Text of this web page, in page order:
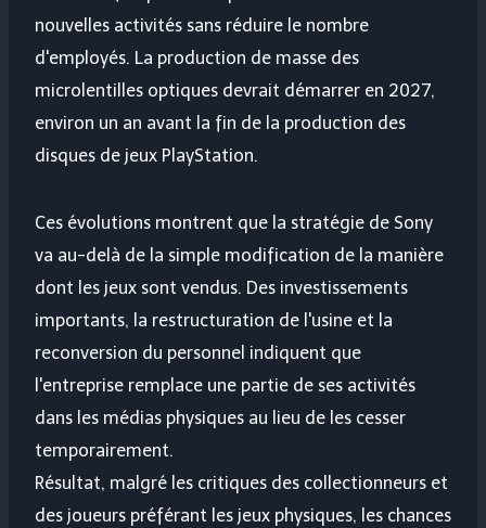
nouvelles activités sans réduire le nombre
d'employés. La production de masse des
microlentilles optiques devrait démarrer en 2027,
environ un an avant la fin de la production des
disques de jeux PlayStation.
Ces évolutions montrent que la stratégie de Sony
va au-delà de la simple modification de la manière
dont les jeux sont vendus. Des investissements
importants, la restructuration de l'usine et la
reconversion du personnel indiquent que
l'entreprise remplace une partie de ses activités
dans les médias physiques au lieu de les cesser
temporairement.
Résultat, malgré les critiques des collectionneurs et
des joueurs préférant les jeux physiques, les chances